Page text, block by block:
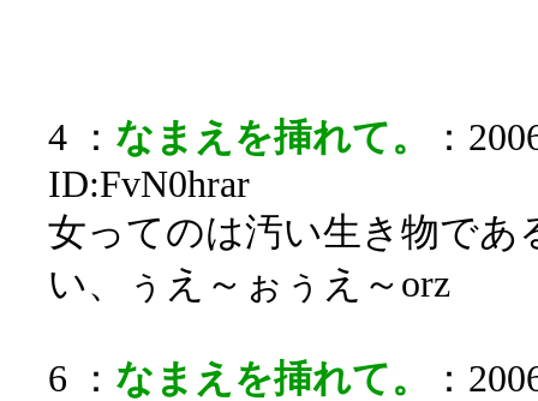
4 ： なまえを挿れて。
：
ID:FvN0hrar
女ってのは汚い生き物であ
い、ぅえ～ぉぅえ～orz
6 ： なまえを挿れて。
：